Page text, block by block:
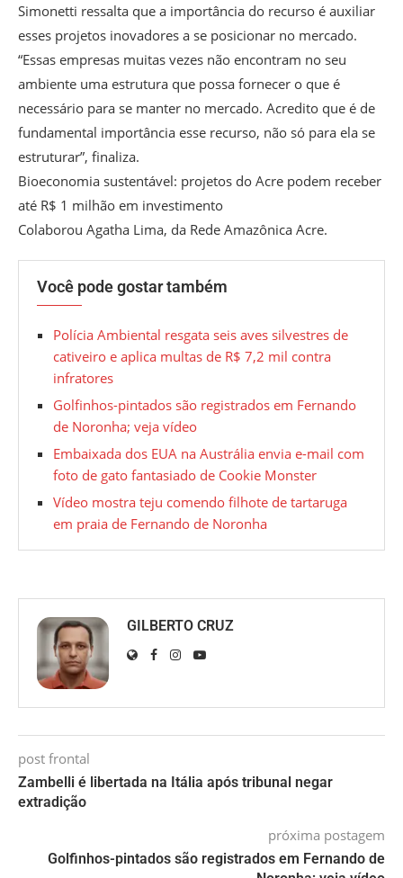
Simonetti ressalta que a importância do recurso é auxiliar
esses projetos inovadores a se posicionar no mercado.
“Essas empresas muitas vezes não encontram no seu
ambiente uma estrutura que possa fornecer o que é
necessário para se manter no mercado. Acredito que é de
fundamental importância esse recurso, não só para ela se
estruturar”, finaliza.
Bioeconomia sustentável: projetos do Acre podem receber
até R$ 1 milhão em investimento
Colaborou Agatha Lima, da Rede Amazônica Acre.
Você pode gostar também
Polícia Ambiental resgata seis aves silvestres de
cativeiro e aplica multas de R$ 7,2 mil contra
infratores
Golfinhos-pintados são registrados em Fernando
de Noronha; veja vídeo
Embaixada dos EUA na Austrália envia e-mail com
foto de gato fantasiado de Cookie Monster
Vídeo mostra teju comendo filhote de tartaruga
em praia de Fernando de Noronha
GILBERTO CRUZ
post frontal
Zambelli é libertada na Itália após tribunal negar
extradição
próxima postagem
Golfinhos-pintados são registrados em Fernando de